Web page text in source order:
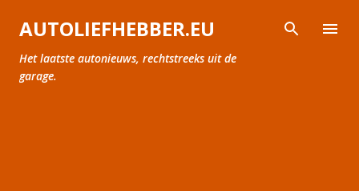
Doorgaan naar hoofdcontent
AUTOLIEFHEBBER.EU
Het laatste autonieuws, rechtstreeks uit de
garage.